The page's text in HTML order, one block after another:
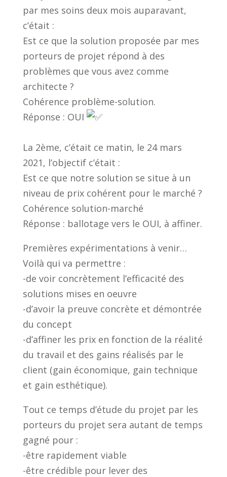
par mes soins deux mois auparavant,
c’était :
Est ce que la solution proposée par mes
porteurs de projet répond à des
problèmes que vous avez comme
architecte ?
Cohérence problème-solution.
Réponse : OUI
La 2ème, c’était ce matin, le 24 mars
2021, l’objectif c’était :
Est ce que notre solution se situe à un
niveau de prix cohérent pour le marché ?
Cohérence solution-marché
Réponse : ballotage vers le OUI, à affiner.
Premières expérimentations à venir…
Voilà qui va permettre :
-de voir concrètement l’efficacité des
solutions mises en oeuvre
-d’avoir la preuve concrète et démontrée
du concept
-d’affiner les prix en fonction de la réalité
du travail et des gains réalisés par le
client (gain économique, gain technique
et gain esthétique).
Tout ce temps d’étude du projet par les
porteurs du projet sera autant de temps
gagné pour :
-être rapidement viable
-être crédible pour lever des